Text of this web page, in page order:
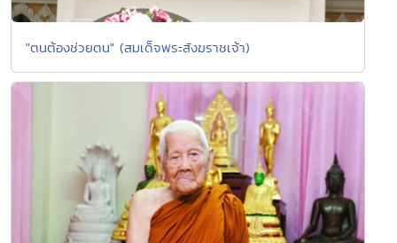
"ตนต้องช่วยตน" (สมเด็จพระสังฆราชเจ้า)